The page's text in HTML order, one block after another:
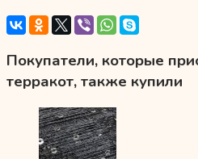
Покупатели, которые
терракот, также купили